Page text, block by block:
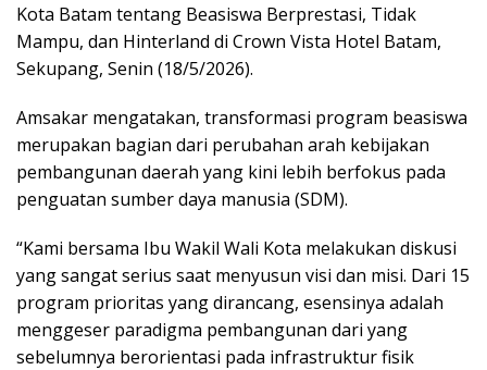
Kota Batam tentang Beasiswa Berprestasi, Tidak
Mampu, dan Hinterland di Crown Vista Hotel Batam,
Sekupang, Senin (18/5/2026).
Amsakar mengatakan, transformasi program beasiswa
merupakan bagian dari perubahan arah kebijakan
pembangunan daerah yang kini lebih berfokus pada
penguatan sumber daya manusia (SDM).
“Kami bersama Ibu Wakil Wali Kota melakukan diskusi
yang sangat serius saat menyusun visi dan misi. Dari 15
program prioritas yang dirancang, esensinya adalah
menggeser paradigma pembangunan dari yang
sebelumnya berorientasi pada infrastruktur fisik